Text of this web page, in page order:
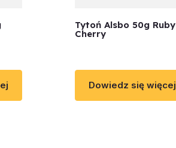
Tytoń Alsbo 50g Ruby
Cherry
Dowiedz się więcej